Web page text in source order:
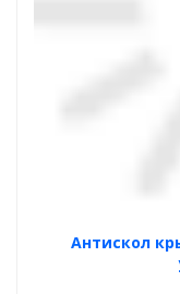
Антискол